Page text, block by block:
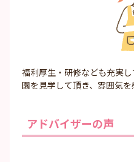
福利厚生・研修なども充実し
園を見学して頂き、雰囲気を
アドバイザーの声